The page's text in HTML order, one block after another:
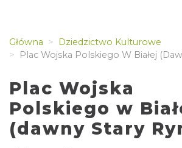
Główna
Dziedzictwo Kulturowe
Plac Wojska Polskiego W Białej
Plac Wojska
Polskiego w
(dawny Stary